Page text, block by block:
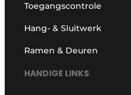
Toegangscontrole
Hang- & Sluitwerk
Ramen & Deuren
HANDIGE LINKS